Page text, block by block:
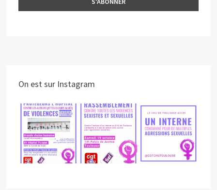
On est sur Instagram